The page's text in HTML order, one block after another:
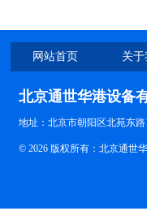
网站首页 关
北京通世华港设备
地址：北京市朝阳区北苑东路
© 2026 版权所有：北京通世